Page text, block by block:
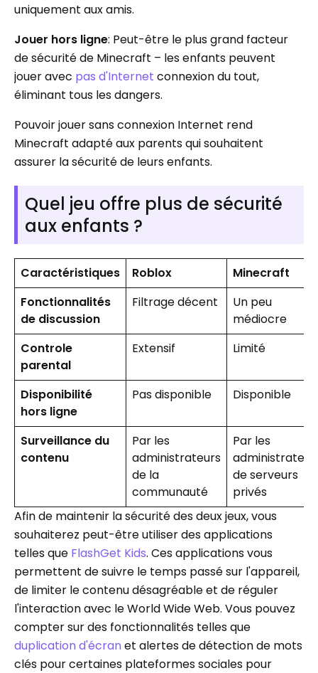
uniquement aux amis.
Jouer hors ligne: Peut-être le plus grand facteur
de sécurité de Minecraft – les enfants peuvent
jouer avec pas d'Internet connexion du tout,
éliminant tous les dangers.
Pouvoir jouer sans connexion Internet rend
Minecraft adapté aux parents qui souhaitent
assurer la sécurité de leurs enfants.
Quel jeu offre plus de sécurité
aux enfants ?
Caractéristiques Roblox
Minecraft
Fonctionnalités
de discussion
Filtrage décent
Un peu
médiocre
Controle
parental
Extensif Limité
Disponibilité
hors ligne
Pas disponible Disponible
Surveillance du
contenu
Par les
administrateurs
de la
communauté
Par les
de serveurs
privés
Afin de maintenir la sécurité des deux jeux, vous
souhaiterez peut-être utiliser des applications
telles que FlashGet Kids. Ces applications vous
permettent de suivre le temps passé sur l'appareil,
de limiter le contenu désagréable et de réguler
l'interaction avec le World Wide Web. Vous pouvez
compter sur des fonctionnalités telles que
duplication d'écran et alertes de détection de mots
clés pour certaines plateformes sociales pour